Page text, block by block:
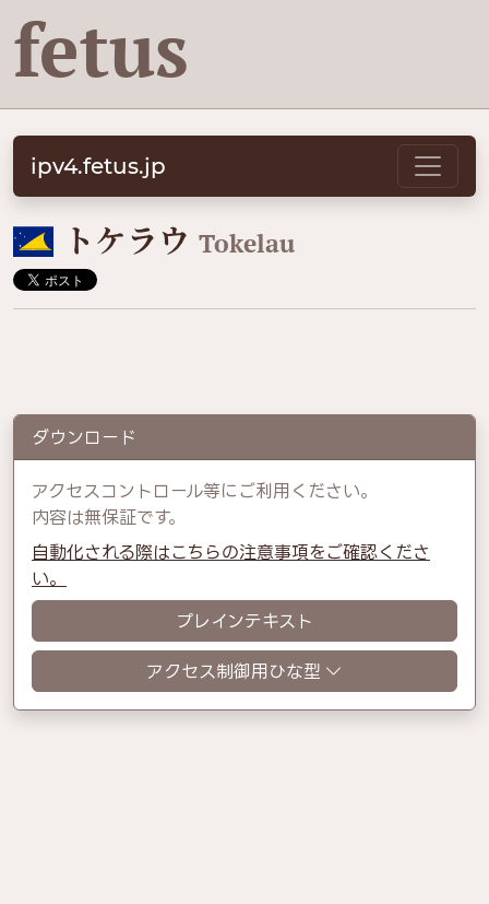
fetus
ipv4.fetus.jp
🇹🇰 トケラウ Tokelau
ダウンロード
アクセスコントロール等にご利用ください。
内容は無保証です。
自動化される際はこちらの注意事項をご確認くださ
い。
プレインテキスト
アクセス制御用ひな型